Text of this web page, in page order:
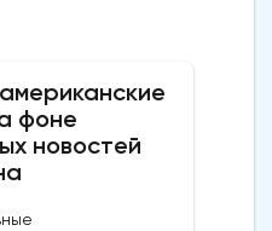
фоне
новостей